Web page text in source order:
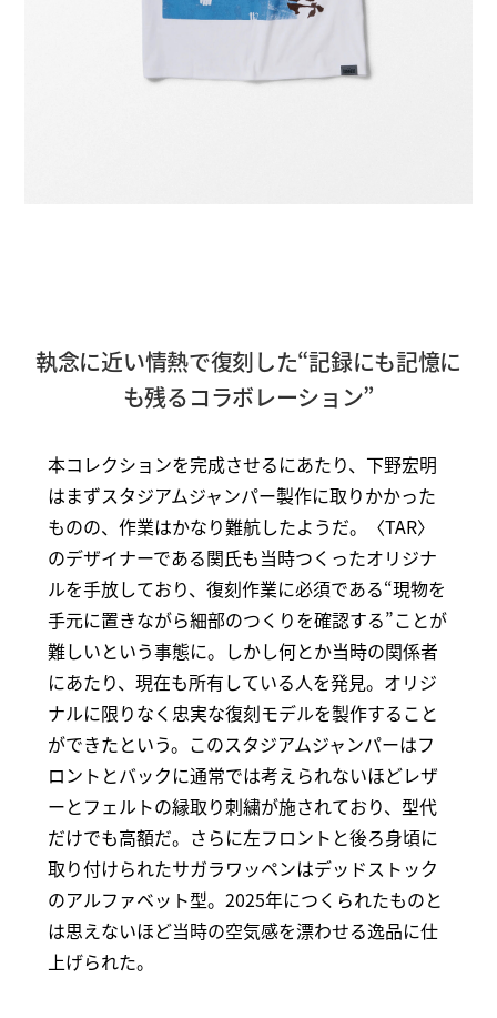
執念に近い情熱で復刻した“記録にも記憶に
も残るコラボレーション”
本コレクションを完成させるにあたり、下野宏明
はまずスタジアムジャンパー製作に取りかかった
ものの、作業はかなり難航したようだ。〈TAR〉
のデザイナーである関氏も当時つくったオリジナ
ルを手放しており、復刻作業に必須である“現物を
手元に置きながら細部のつくりを確認する”ことが
難しいという事態に。しかし何とか当時の関係者
にあたり、現在も所有している人を発見。オリジ
ナルに限りなく忠実な復刻モデルを製作すること
ができたという。このスタジアムジャンパーはフ
ロントとバックに通常では考えられないほどレザ
ーとフェルトの縁取り刺繍が施されており、型代
だけでも高額だ。さらに左フロントと後ろ身頃に
取り付けられたサガラワッペンはデッドストック
のアルファベット型。2025年につくられたものと
は思えないほど当時の空気感を漂わせる逸品に仕
上げられた。